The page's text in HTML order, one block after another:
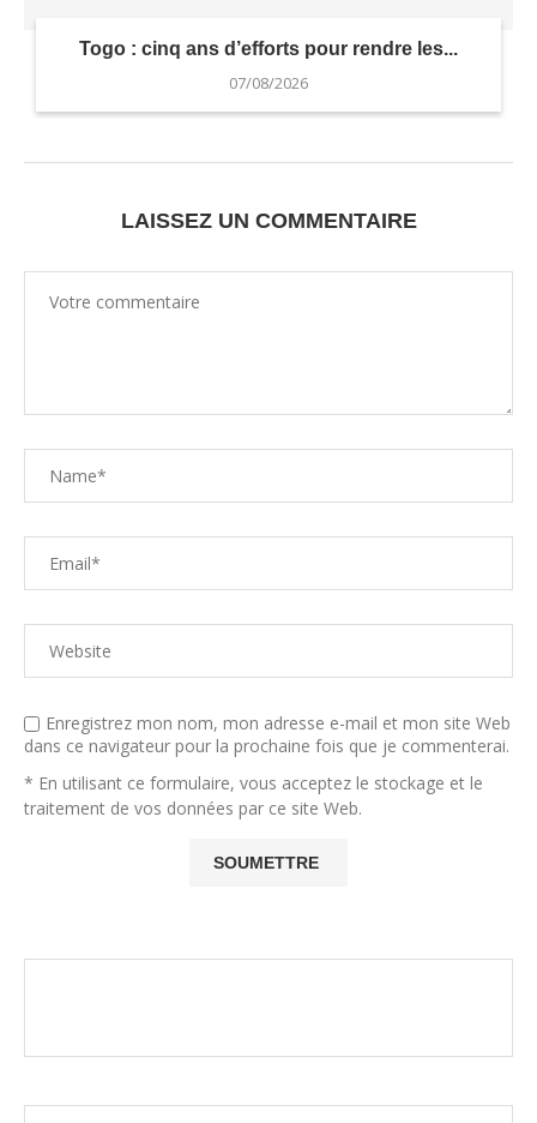
Togo : cinq ans d’efforts pour rendre les...
07/08/2026
LAISSEZ UN COMMENTAIRE
Enregistrez mon nom, mon adresse e-mail et mon site Web
dans ce navigateur pour la prochaine fois que je commenterai.
* En utilisant ce formulaire, vous acceptez le stockage et le
traitement de vos données par ce site Web.